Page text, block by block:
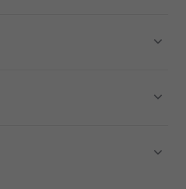
säästöpossu
koristeena
pölyä hylkivästä,
sisältävät arvonlisäveron ja